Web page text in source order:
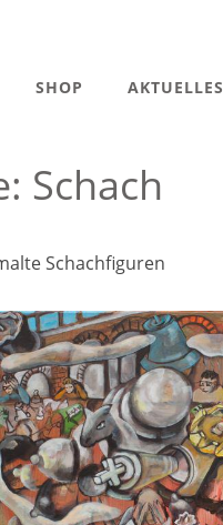
SHOP AKTUELLES
Schach
Schachfiguren